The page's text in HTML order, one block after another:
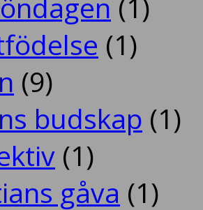
(1)
(1)
(9)
budskap (1)
(1)
gåva (1)